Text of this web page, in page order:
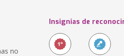
no
Insignias de